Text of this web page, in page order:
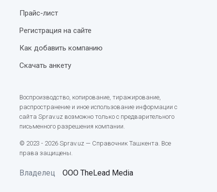
Прайс-лист
Регистрация на сайте
Как добавить компанию
Скачать анкету
Воспроизводство, копирование, тиражирование,
распространение и иное использование информации с
сайта Sprav.uz возможно только с предварительного
письменного разрешения компании.
© 2023 - 2026 Sprav.uz — Справочник Ташкента. Все
права защищены.
Владелец ООО TheLead Media